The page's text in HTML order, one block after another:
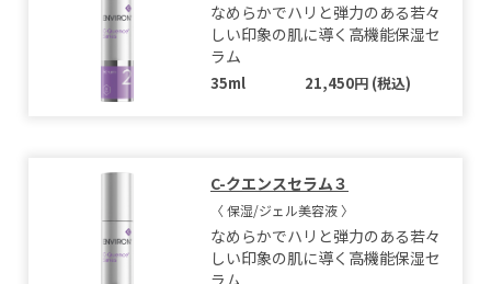
なめらかでハリと弾力のある若々
しい印象の肌に導く高機能保湿セ
ラム
35ml 21,450円 (税込)
C-クエンスセラム３
〈 保湿/ジェル美容液 〉
なめらかでハリと弾力のある若々
しい印象の肌に導く高機能保湿セ